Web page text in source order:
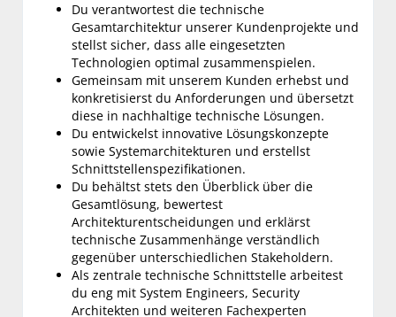
Du verantwortest die technische
Gesamtarchitektur unserer Kundenprojekte und
stellst sicher, dass alle eingesetzten
Technologien optimal zusammenspielen.
Gemeinsam mit unserem Kunden erhebst und
konkretisierst du Anforderungen und übersetzt
diese in nachhaltige technische Lösungen.
Du entwickelst innovative Lösungskonzepte
sowie Systemarchitekturen und erstellst
Schnittstellenspezifikationen.
Du behältst stets den Überblick über die
Gesamtlösung, bewertest
Architekturentscheidungen und erklärst
technische Zusammenhänge verständlich
gegenüber unterschiedlichen Stakeholdern.
Als zentrale technische Schnittstelle arbeitest
du eng mit System Engineers, Security
Architekten und weiteren Fachexperten